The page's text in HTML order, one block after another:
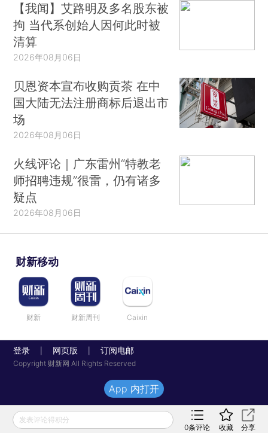
【我闻】艾路明及多名股东被
拘 当代系创始人因何此时被
清算
2026年08月06日
贝恩资本宣布收购贡茶 在中
国大陆无法注册商标后退出市
场
2026年08月06日
火线评论｜广东雷州“特教老
师招聘违规”很雷，仍有诸多
疑点
2026年08月06日
财新移动
财新 财新周刊 Caixin
登录 网页版 订阅电邮
Copyright 财新网 All Rights Reserved
发表评论得积分
0条评论 收藏 分享
App 内打开